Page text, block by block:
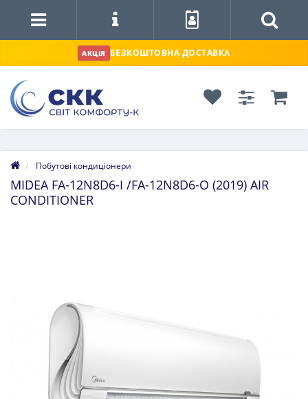
АКЦІЯ БЕЗКОШТОВНА ДОСТАВКА
Побутові кондиціонери
MIDEA FA-12N8D6-I /FA-12N8D6-O (2019) AIR
CONDITIONER